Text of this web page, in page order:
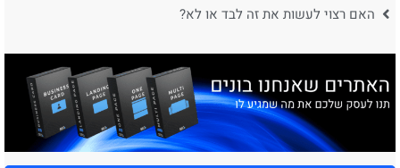
האם רצוי לעשות את זה לבד או לא?